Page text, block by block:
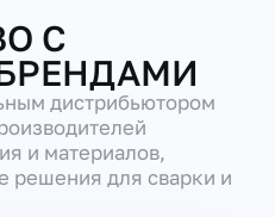
С
дистрибьютором
и материалов,
решения для сварки и